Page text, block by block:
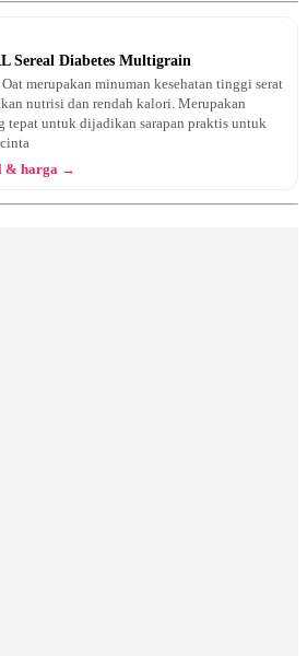
Sereal Diabetes Multigrain
merupakan minuman kesehatan tinggi serat
nutrisi dan rendah kalori. Merupakan
tepat untuk dijadikan sarapan praktis untuk
& harga →